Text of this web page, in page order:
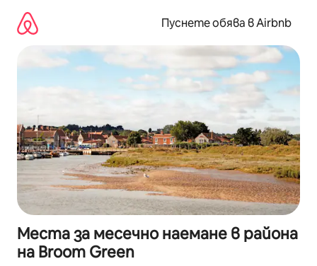
съдържанието
Пуснете обява в Airbnb
Места за месечно наемане в района
на Broom Green